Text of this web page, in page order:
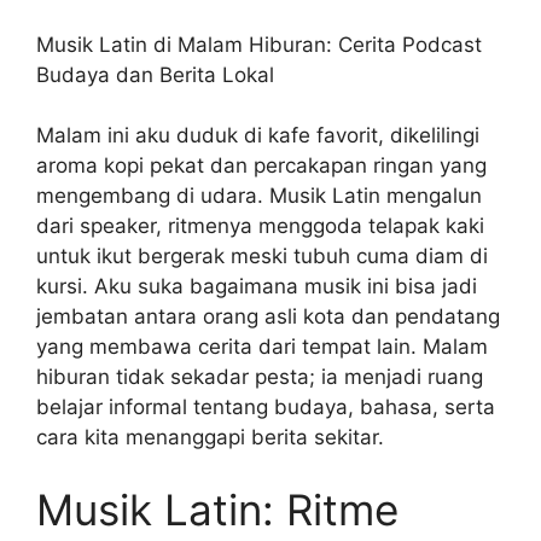
Musik Latin di Malam Hiburan: Cerita Podcast
Budaya dan Berita Lokal
Malam ini aku duduk di kafe favorit, dikelilingi
aroma kopi pekat dan percakapan ringan yang
mengembang di udara. Musik Latin mengalun
dari speaker, ritmenya menggoda telapak kaki
untuk ikut bergerak meski tubuh cuma diam di
kursi. Aku suka bagaimana musik ini bisa jadi
jembatan antara orang asli kota dan pendatang
yang membawa cerita dari tempat lain. Malam
hiburan tidak sekadar pesta; ia menjadi ruang
belajar informal tentang budaya, bahasa, serta
cara kita menanggapi berita sekitar.
Musik Latin: Ritme